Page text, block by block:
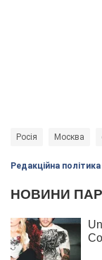
Росія Москва
Редакційна політика